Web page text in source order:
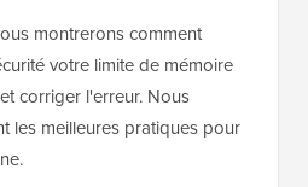
montrerons comment
votre limite de mémoire
corriger l'erreur. Nous
les meilleures pratiques pour